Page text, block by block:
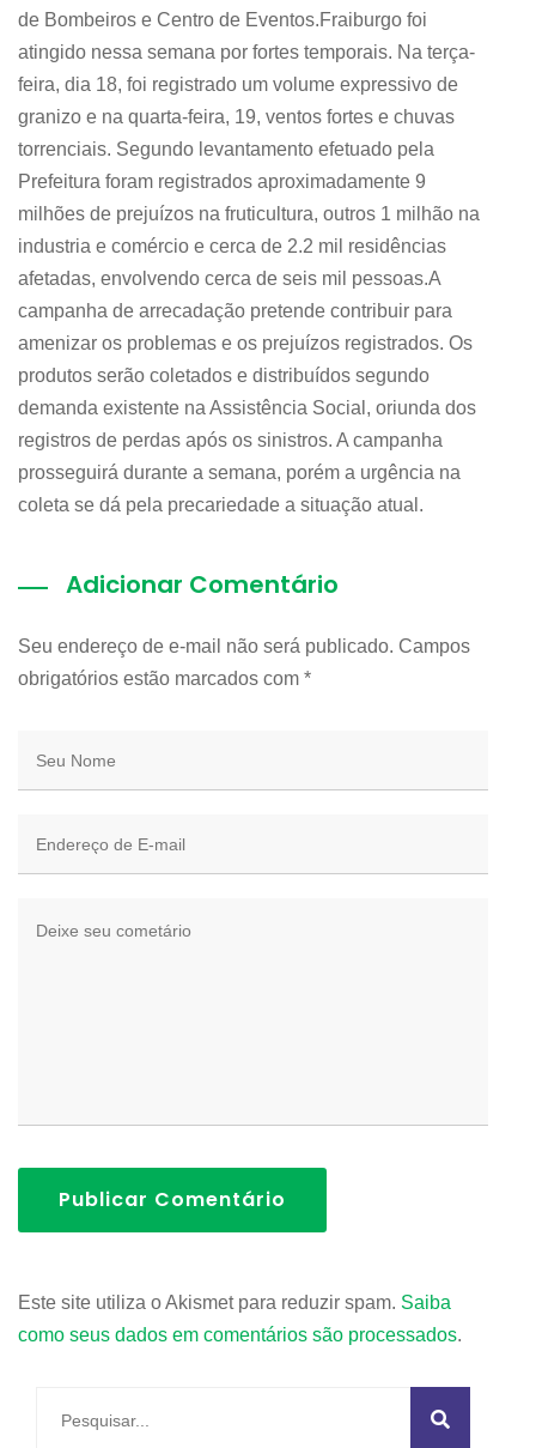
de Bombeiros e Centro de Eventos.Fraiburgo foi
atingido nessa semana por fortes temporais. Na terça-
feira, dia 18, foi registrado um volume expressivo de
granizo e na quarta-feira, 19, ventos fortes e chuvas
torrenciais. Segundo levantamento efetuado pela
Prefeitura foram registrados aproximadamente 9
milhões de prejuízos na fruticultura, outros 1 milhão na
industria e comércio e cerca de 2.2 mil residências
afetadas, envolvendo cerca de seis mil pessoas.A
campanha de arrecadação pretende contribuir para
amenizar os problemas e os prejuízos registrados. Os
produtos serão coletados e distribuídos segundo
demanda existente na Assistência Social, oriunda dos
registros de perdas após os sinistros. A campanha
prosseguirá durante a semana, porém a urgência na
coleta se dá pela precariedade a situação atual.
Adicionar Comentário
Seu endereço de e-mail não será publicado. Campos
obrigatórios estão marcados com *
Publicar Comentário
Este site utiliza o Akismet para reduzir spam. Saiba
como seus dados em comentários são processados.